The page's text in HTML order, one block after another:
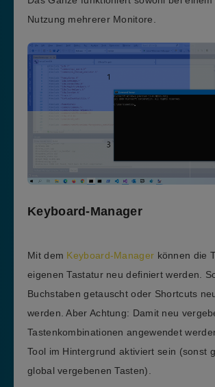
Nutzung mehrerer Monitore.
Keyboard-Manager
Mit dem Keyboard-Manager können die
eigenen Tastatur neu definiert werden.
Buchstaben getauscht oder Shortcuts
werden. Aber Achtung: Damit neu
Tastenkombinationen angewendet
Tool im Hintergrund aktiviert sein (sonst
global vergebenen Tasten).